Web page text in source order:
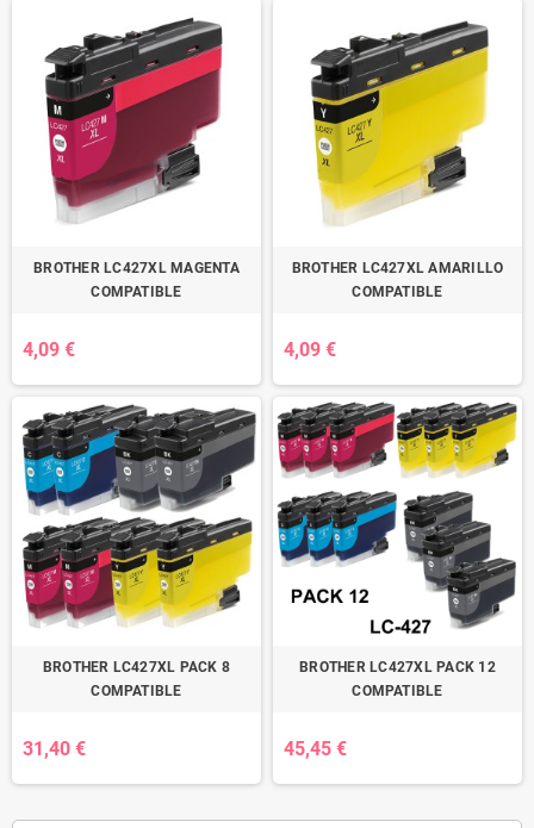
BROTHER LC427XL MAGENTA
COMPATIBLE
4,09 €
BROTHER LC427XL AMARILLO
COMPATIBLE
4,09 €
BROTHER LC427XL PACK 8
COMPATIBLE
31,40 €
BROTHER LC427XL PACK 12
COMPATIBLE
45,45 €